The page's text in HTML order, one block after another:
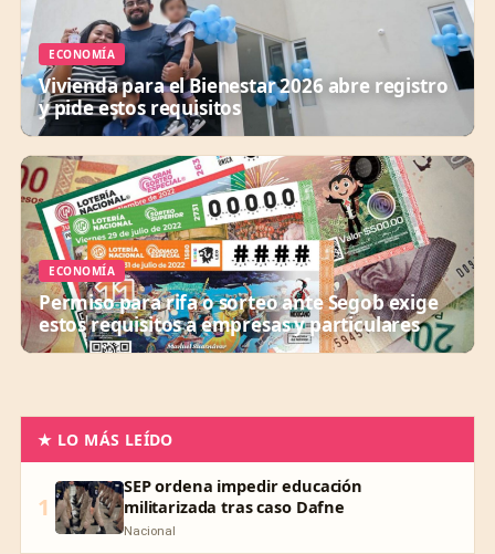
ECONOMÍA
Vivienda para el Bienestar 2026 abre registro
y pide estos requisitos
ECONOMÍA
Permiso para rifa o sorteo ante Segob exige
estos requisitos a empresas y particulares
★ LO MÁS LEÍDO
1
SEP ordena impedir educación
militarizada tras caso Dafne
Nacional